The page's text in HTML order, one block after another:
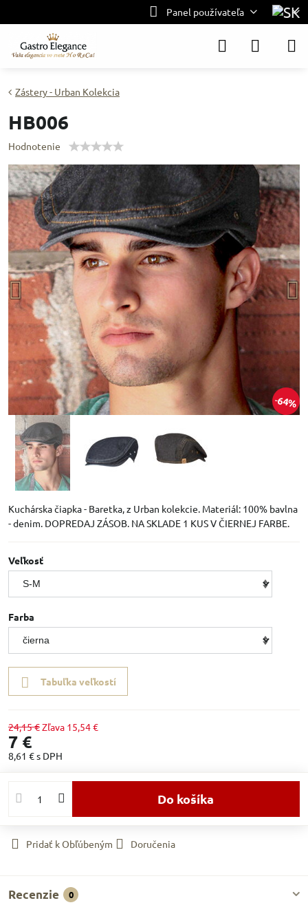
Panel používateľa
64%
Zástery - Urban Kolekcia
HB006
Hodnotenie
Kuchárska čiapka - Baretka, z Urban kolekcie. Materiál: 100% bavlna
- denim. DOPREDAJ ZÁSOB. NA SKLADE 1 KUS V ČIERNEJ FARBE.
Veľkosť
Farba
Tabuľka veľkostí
24,15 €Zľava 15,54 €
7 €
8,61 €s DPH
Do košíka
Pridať k Obľúbeným Doručenia
Recenzie 0